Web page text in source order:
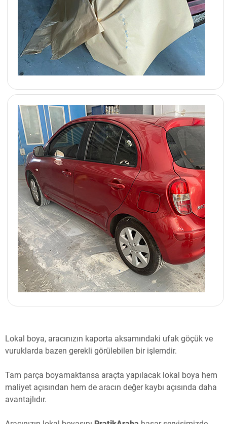
Lokal boya, aracınızın kaporta aksamındaki ufak göçük ve
vuruklarda bazen gerekli görülebilen bir işlemdir.
Tam parça boyamaktansa araçta yapılacak lokal boya hem
maliyet açısından hem de aracın değer kaybı açısında daha
avantajlıdır.